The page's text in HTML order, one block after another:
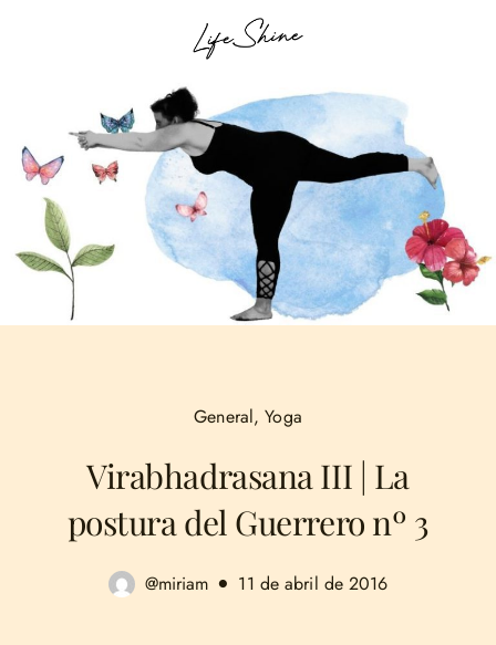
General,Yoga
Virabhadrasana III | La
postura del Guerrero nº 3
@miriam 11 de abril de 2016